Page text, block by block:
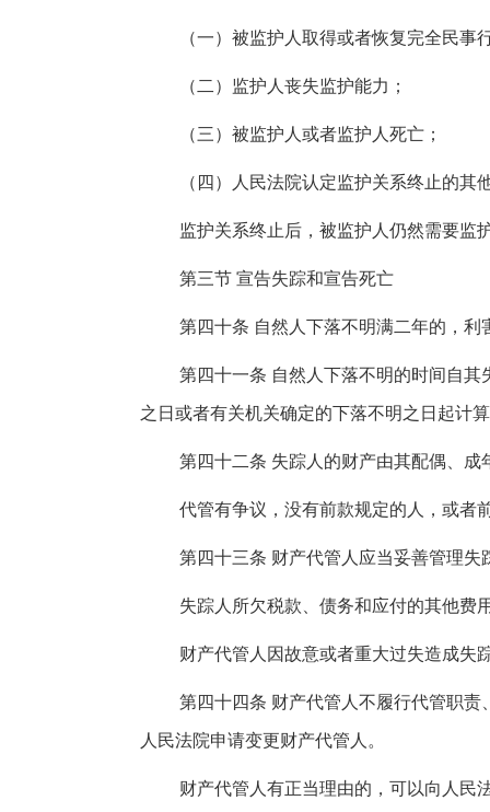
（一）被监护人取得或者恢复完全民事
（二）监护人丧失监护能力；
（三）被监护人或者监护人死亡；
（四）人民法院认定监护关系终止的其
监护关系终止后，被监护人仍然需要监
第三节 宣告失踪和宣告死亡
第四十条 自然人下落不明满二年的，
第四十一条 自然人下落不明的时间自
之日或者有关机关确定的下落不明之日起计
第四十二条 失踪人的财产由其配偶、
代管有争议，没有前款规定的人，或者
第四十三条 财产代管人应当妥善管理失
失踪人所欠税款、债务和应付的其他费
财产代管人因故意或者重大过失造成失
第四十四条 财产代管人不履行代管职
人民法院申请变更财产代管人。
财产代管人有正当理由的，可以向人民